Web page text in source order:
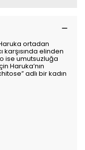
ortadan
karşısında elinden
ise umutsuzluğa
Haruka’nın
adlı bir kadın